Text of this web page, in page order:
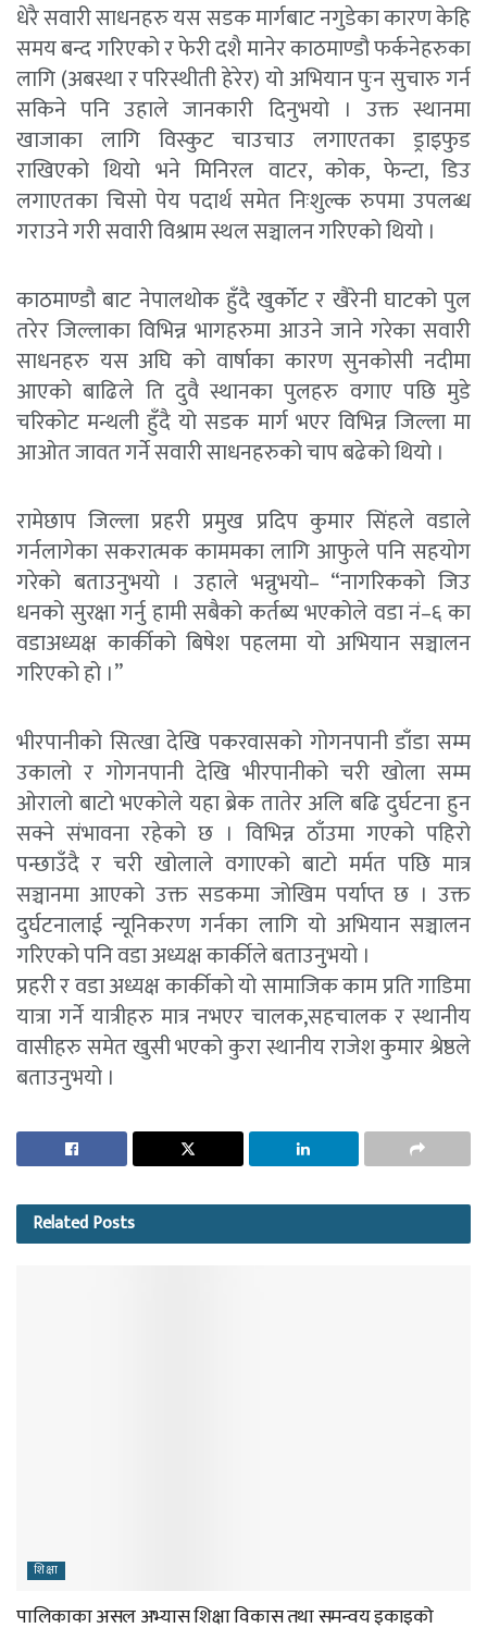
धेरै सवारी साधनहरु यस सडक मार्गबाट नगुडेका कारण केहि
समय बन्द गरिएको र फेरी दशै मानेर काठमाण्डौ फर्कनेहरुका
लागि (अबस्था र परिस्थीती हेरेर) यो अभियान पुःन सुचारु गर्न
सकिने पनि उहाले जानकारी दिनुभयो । उक्त स्थानमा
खाजाका लागि विस्कुट चाउचाउ लगाएतका ड्राइफुड
राखिएको थियो भने मिनिरल वाटर, कोक, फेन्टा, डिउ
लगाएतका चिसो पेय पदार्थ समेत निःशुल्क रुपमा उपलब्ध
गराउने गरी सवारी विश्राम स्थल सञ्चालन गरिएको थियो ।
काठमाण्डौ बाट नेपालथोक हुँदै खुर्कोट र खैरेनी घाटको पुल
तरेर जिल्लाका विभिन्न भागहरुमा आउने जाने गरेका सवारी
साधनहरु यस अघि को वार्षाका कारण सुनकोसी नदीमा
आएको बाढिले ति दुवै स्थानका पुलहरु वगाए पछि मुडे
चरिकोट मन्थली हुँदै यो सडक मार्ग भएर विभिन्न जिल्ला मा
आओत जावत गर्ने सवारी साधनहरुको चाप बढेको थियो ।
रामेछाप जिल्ला प्रहरी प्रमुख प्रदिप कुमार सिंहले वडाले
गर्नलागेका सकरात्मक काममका लागि आफुले पनि सहयोग
गरेको बताउनुभयो । उहाले भन्नुभयो– “नागरिकको जिउ
धनको सुरक्षा गर्नु हामी सबैको कर्तब्य भएकोले वडा नं–६ का
वडाअध्यक्ष कार्कीको बिषेश पहलमा यो अभियान सञ्चालन
गरिएको हो ।”
भीरपानीको सित्खा देखि पकरवासको गोगनपानी डाँडा सम्म
उकालो र गोगनपानी देखि भीरपानीको चरी खोला सम्म
ओरालो बाटो भएकोले यहा ब्रेक तातेर अलि बढि दुर्घटना हुन
सक्ने संभावना रहेको छ । विभिन्न ठाँउमा गएको पहिरो
पन्छाउँदै र चरी खोलाले वगाएको बाटो मर्मत पछि मात्र
सञ्चानमा आएको उक्त सडकमा जोखिम पर्याप्त छ । उक्त
दुर्घटनालाई न्यूनिकरण गर्नका लागि यो अभियान सञ्चालन
गरिएको पनि वडा अध्यक्ष कार्कीले बताउनुभयो ।
प्रहरी र वडा अध्यक्ष कार्कीको यो सामाजिक काम प्रति गाडिमा
यात्रा गर्ने यात्रीहरु मात्र नभएर चालक,सहचालक र स्थानीय
वासीहरु समेत खुसी भएको कुरा स्थानीय राजेश कुमार श्रेष्ठले
बताउनुभयो ।
RelatedPosts
शिक्षा
पालिकाका असल अभ्यास शिक्षा विकास तथा समन्वय इकाइको